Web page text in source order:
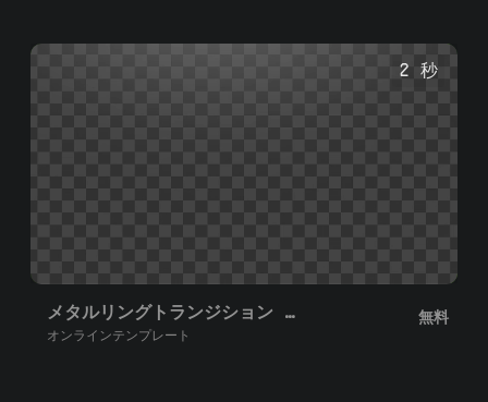
2 秒
メタルリングトランジション II
オンラインテンプレート
無料